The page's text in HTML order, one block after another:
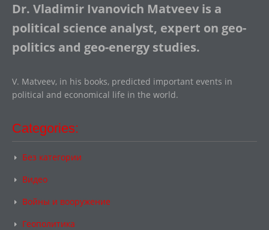
Dr. Vladimir Ivanovich Matveev is a
political science analyst, expert on geo-
politics and geo-energy studies.
V. Matveev, in his books, predicted important events in
political and economical life in the world.
Categories:
Без категории
Видео
Войны и вооружение
Геополитика